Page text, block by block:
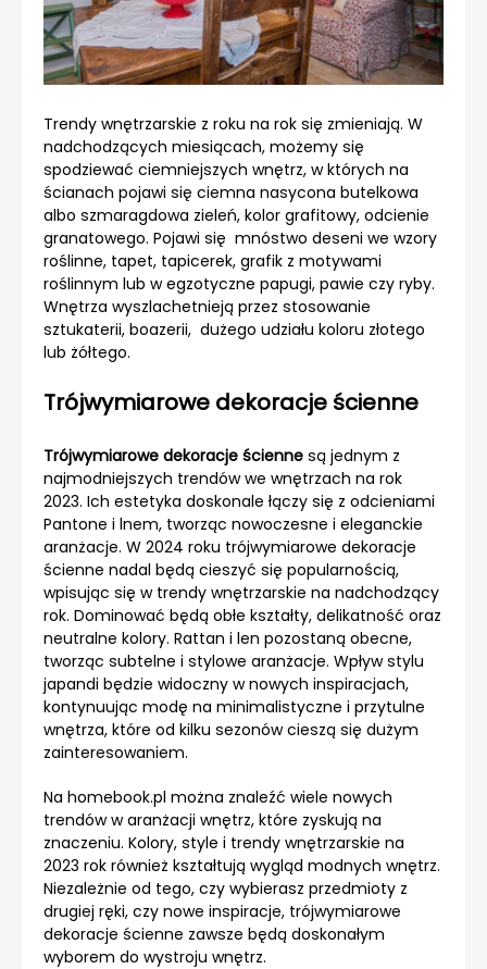
Trendy wnętrzarskie z roku na rok się zmieniają. W
nadchodzących miesiącach, możemy się
spodziewać ciemniejszych wnętrz, w których na
ścianach pojawi się ciemna nasycona butelkowa
albo szmaragdowa zieleń, kolor grafitowy, odcienie
granatowego. Pojawi się mnóstwo deseni we wzory
roślinne, tapet, tapicerek, grafik z motywami
roślinnym lub w egzotyczne papugi, pawie czy ryby.
Wnętrza wyszlachetnieją przez stosowanie
sztukaterii, boazerii, dużego udziału koloru złotego
lub żółtego.
Trójwymiarowe dekoracje ścienne
Trójwymiarowe dekoracje ścienne są jednym z
najmodniejszych trendów we wnętrzach na rok
2023. Ich estetyka doskonale łączy się z odcieniami
Pantone i lnem, tworząc nowoczesne i eleganckie
aranżacje. W 2024 roku trójwymiarowe dekoracje
ścienne nadal będą cieszyć się popularnością,
wpisując się w trendy wnętrzarskie na nadchodzący
rok. Dominować będą obłe kształty, delikatność oraz
neutralne kolory. Rattan i len pozostaną obecne,
tworząc subtelne i stylowe aranżacje. Wpływ stylu
japandi będzie widoczny w nowych inspiracjach,
kontynuując modę na minimalistyczne i przytulne
wnętrza, które od kilku sezonów cieszą się dużym
zainteresowaniem.
Na homebook.pl można znaleźć wiele nowych
trendów w aranżacji wnętrz, które zyskują na
znaczeniu. Kolory, style i trendy wnętrzarskie na
2023 rok również kształtują wygląd modnych wnętrz.
Niezależnie od tego, czy wybierasz przedmioty z
drugiej ręki, czy nowe inspiracje, trójwymiarowe
dekoracje ścienne zawsze będą doskonałym
wyborem do wystroju wnętrz.